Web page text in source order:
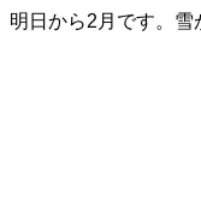
明日から2月です。